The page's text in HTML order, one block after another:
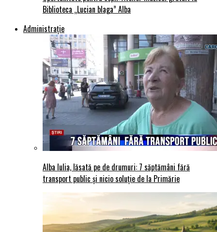
Biblioteca „Lucian blaga” Alba
Administraţie
Alba Iulia, lăsată pe de drumuri: 7 săptămâni fără
transport public și nicio soluție de la Primărie